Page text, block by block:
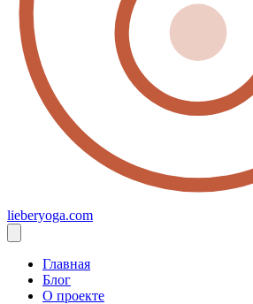
lieberyoga.com
Главная
Блог
О проекте